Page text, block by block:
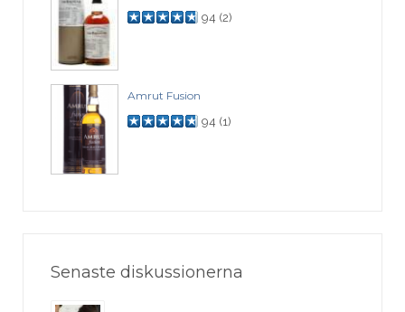
94 (2)
Amrut Fusion
94 (1)
Senaste diskussionerna